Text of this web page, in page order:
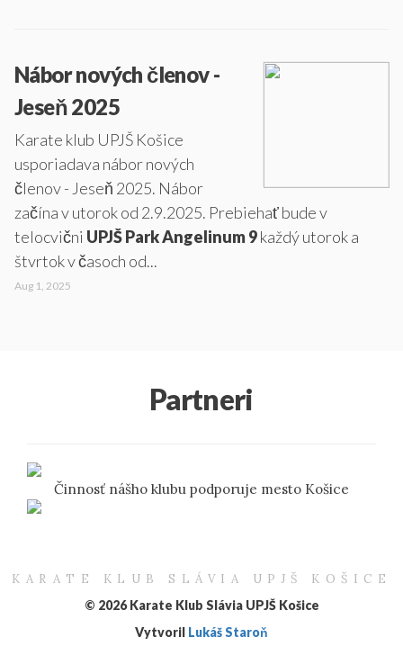
Nábor nových členov -
Jeseň 2025
Karate klub UPJŠ Košice
usporiadava nábor nových
členov - Jeseň 2025. Nábor
začína v utorok od 2.9.2025. Prebiehať bude v
telocvični UPJŠ Park Angelinum 9každý utorok a
štvrtok v časoch od...
Aug 1, 2025
Partneri
Činnosť nášho klubu podporuje mesto Košice
KARATE KLUB SLÁVIA UPJŠ KOŠICE
© 2026 Karate Klub Slávia UPJŠ Košice
Vytvoril Lukáš Staroň